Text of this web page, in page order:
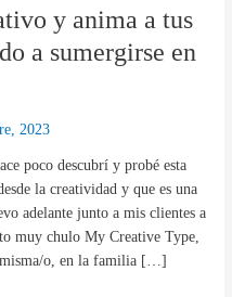
y anima a tus
a sumergirse en
2023
poco descubrí y probé esta
la creatividad y que es una
adelante junto a mis clientes a
muy chulo My Creative Type,
misma/o, en la familia […]